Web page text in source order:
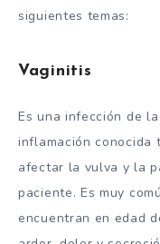
siguientes temas:
Vaginitis
Es una infección de
inflamación conocida
afectar la vulva y la
paciente. Es muy
encuentran en edad